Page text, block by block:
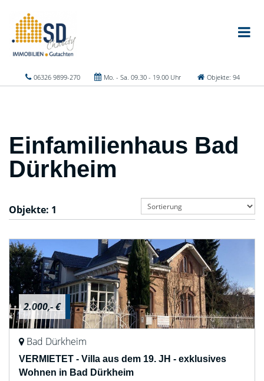
06326 9899-270 Mo. - Sa. 09.30 - 19.00 Uhr Objekte: 94
Einfamilienhaus Bad
Dürkheim
Objekte: 1
2.000,- €
Bad Dürkheim
VERMIETET - Villa aus dem 19. JH - exklusives
Wohnen in Bad Dürkheim